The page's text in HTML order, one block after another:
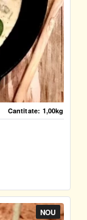
Cantitate: 1,00kg
NOU